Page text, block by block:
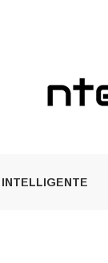
INTELLIGENTE